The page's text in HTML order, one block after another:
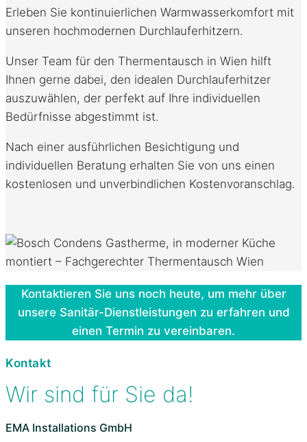
Erleben Sie kontinuierlichen Warmwasserkomfort mit
unseren hochmodernen Durchlauferhitzern.
Unser Team für den Thermentausch in Wien hilft
Ihnen gerne dabei, den idealen Durchlauferhitzer
auszuwählen, der perfekt auf Ihre individuellen
Bedürfnisse abgestimmt ist.
Nach einer ausführlichen Besichtigung und
individuellen Beratung erhalten Sie von uns einen
kostenlosen und unverbindlichen Kostenvoranschlag.
Kontaktieren Sie uns noch heute, um mehr über
unsere Sanitär-Dienstleistungen zu erfahren und
einen Termin zu vereinbaren.
Kontakt
Wir sind für Sie da!
EMA Installations GmbH